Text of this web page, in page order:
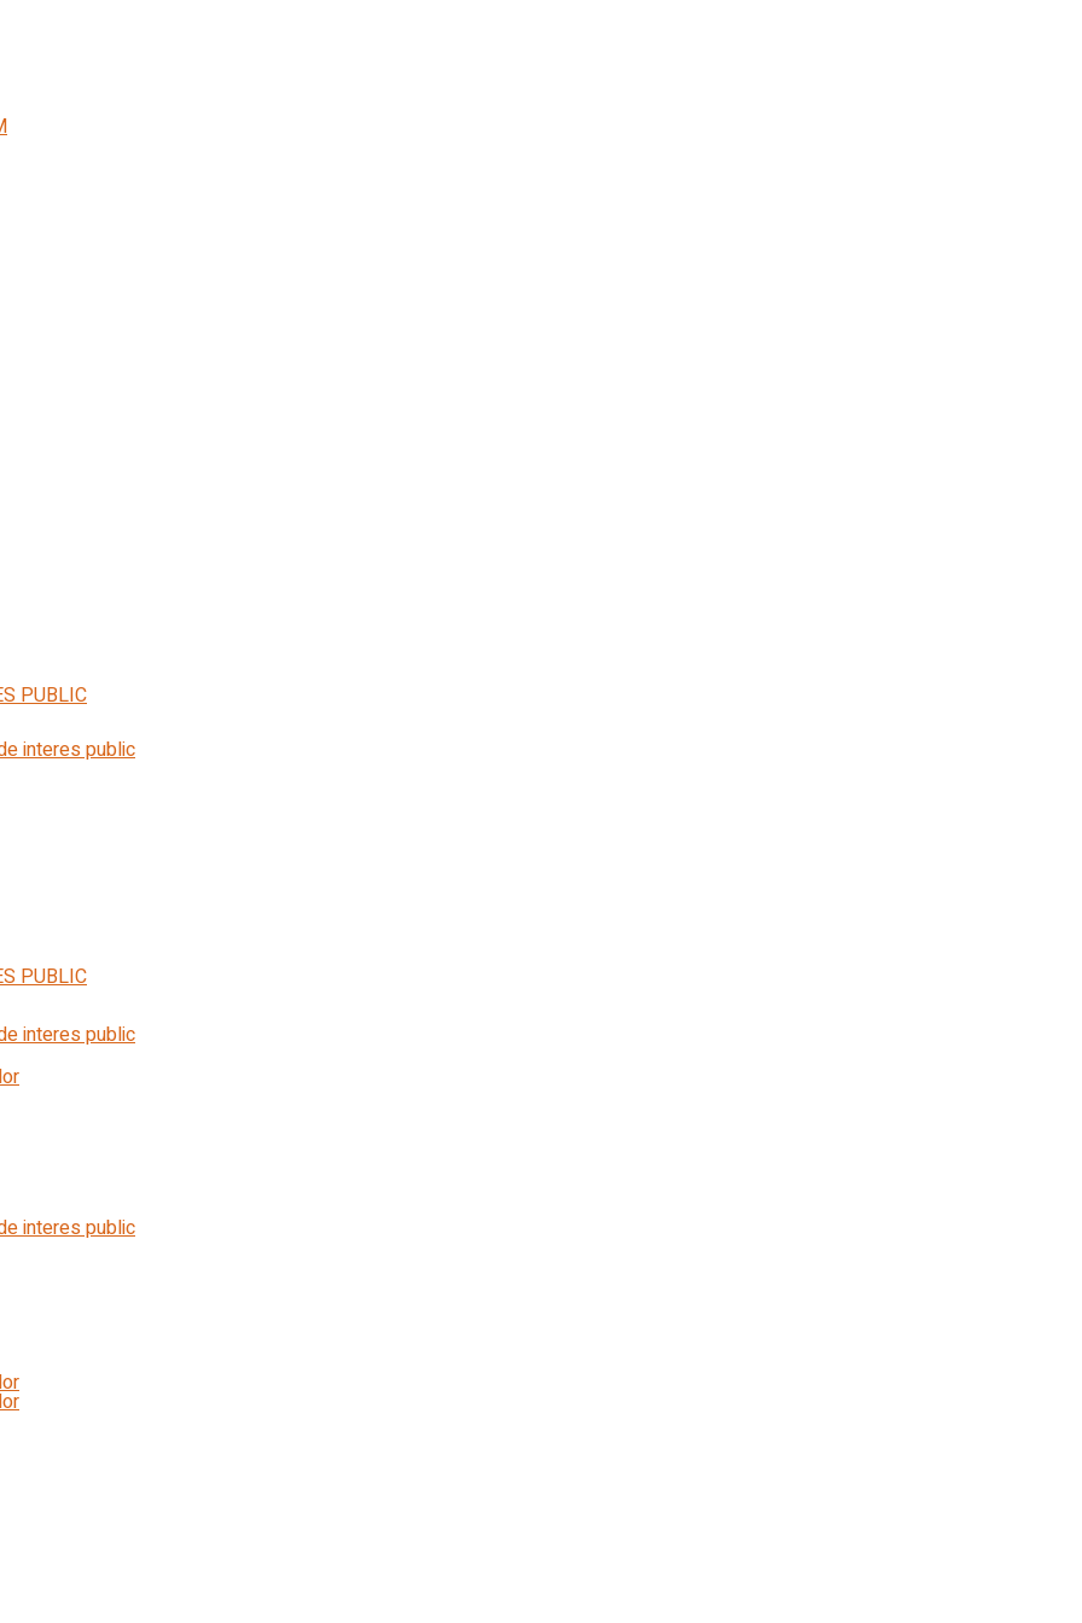
PUBLIC
interes public
PUBLIC
interes public
interes public